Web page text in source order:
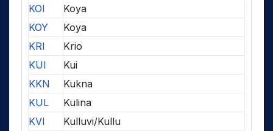
KOI
Koya
KOY
Koya
KRI
Krio
KUI
Kui
KKN
Kukna
KUL
Kulina
KVI
Kulluvi/Kullu